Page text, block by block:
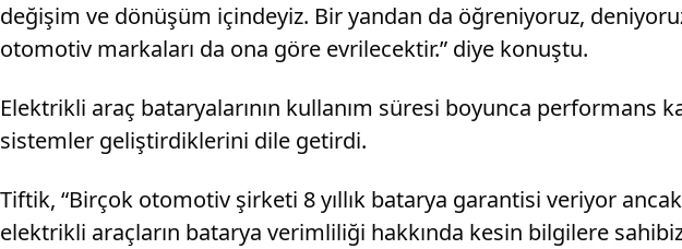
değişim ve dönüşüm içindeyiz. Bir yandan da öğreniyoruz,
otomotiv markaları da ona göre evrilecektir.” diye konuştu.
Elektrikli araç bataryalarının kullanım süresi boyunca performans
sistemler geliştirdiklerini dile getirdi.
Tiftik, “Birçok otomotiv şirketi 8 yıllık batarya garantisi veriyor
elektrikli araçların batarya verimliliği hakkında kesin bilgilere